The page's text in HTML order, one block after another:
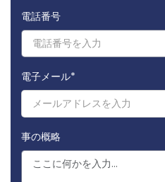
電話番号
電子メール*
事の概略